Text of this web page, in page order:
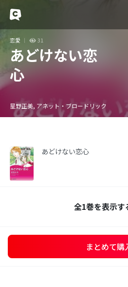
恋愛 31
あどけない恋
心
星野正美, アネット・ブロードリック
あどけない恋心
全1巻を表示す
まとめて購